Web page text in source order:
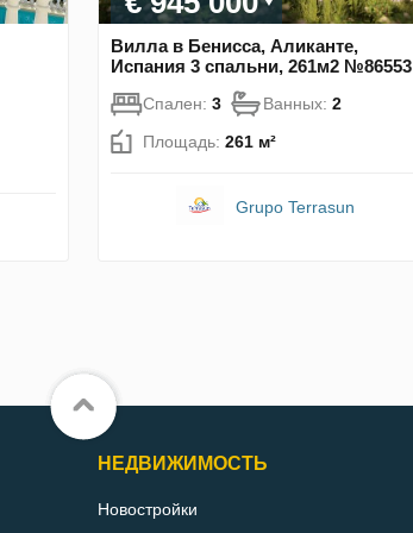
Вилла в Бенисса, Аликанте,
Испания 3 спальни, 261м2 №86553
Спален: 3 Ванных: 2
Площадь: 261 м²
Grupo Terrasun
НЕДВИЖИМОСТЬ
Новостройки